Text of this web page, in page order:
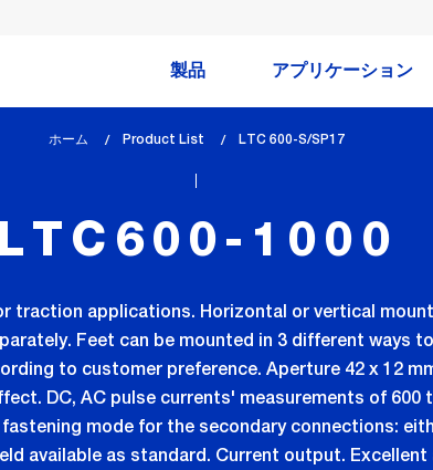
製品 アプリケーション
ホーム Product List
lem_current_page
LTC 600-S/SP17
LTC600-1000
traction applications. Horizontal or vertical
Feet can be mounted in 3 different ways
to customer preference. Aperture 42 x 12
DC, AC pulse currents' measurements of 600
mode for the secondary connections:
available as standard. Current output.